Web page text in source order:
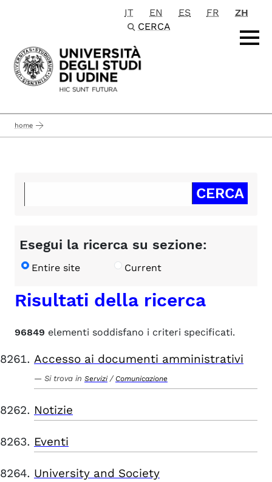
Passa al contenuto principale
IT EN ES FR
ZH
CERCA
home
Esegui la ricerca su sezione:
Entire site Current
Risultati della ricerca
96849 elementi soddisfano i criteri specificati.
Accesso ai documenti amministrativi
Si trova in Servizi / Comunicazione
Notizie
Eventi
University and Society